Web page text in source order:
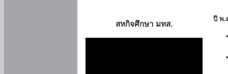
สหกิจศึกษา มทส.
ปี พ